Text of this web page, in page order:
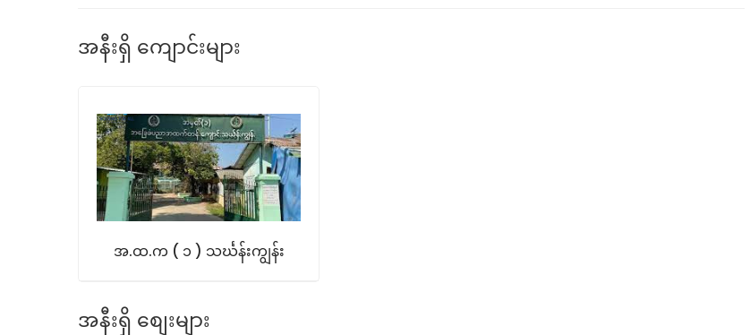
အနီးရှိ ကျောင်းများ
အ.ထ.က ( ၁ ) သင်္ဃန်းကျွန်း
အနီးရှိ စျေးများ